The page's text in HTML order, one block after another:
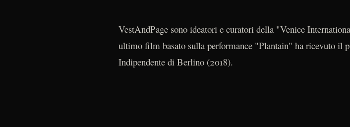
VestAndPage sono ideatori e curatori della "Venice
ultimo film basato sulla performance "Plantain" ha ricevuto
Indipendente di Berlino (2018).